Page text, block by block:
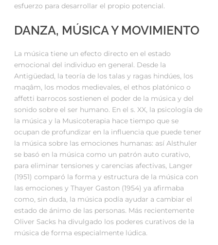
esfuerzo para desarrollar el propio potencial.
DANZA, MÚSICA Y MOVIMIENTO
La música tiene un efecto directo en el estado
emocional del individuo en general. Desde la
Antigüedad, la teoría de los talas y ragas hindúes, los
maqâm, los modos medievales, el ethos platónico o
affetti barrocos sostienen el poder de la música y del
sonido sobre el ser humano. En el s. XX, la psicología de
la música y la Musicoterapia hace tiempo que se
ocupan de profundizar en la influencia que puede tener
la música sobre las emociones humanas: así Alsthuler
se basó en la música como un patrón auto curativo,
para eliminar tensiones y carencias afectivas, Langer
(1951) comparó la forma y estructura de la música con
las emociones y Thayer Gaston (1954) ya afirmaba
como, sin duda, la música podía ayudar a cambiar el
estado de ánimo de las personas. Más recientemente
Oliver Sacks ha divulgado los poderes curativos de la
música de forma especialmente lúdica.